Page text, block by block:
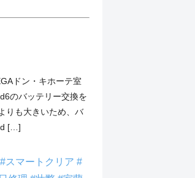
ドン・キホーテ室
のバッテリー交換を
も大きいため、バ
[…]
#スマートクリア #